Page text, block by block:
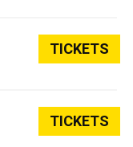
TICKETS
TICKETS